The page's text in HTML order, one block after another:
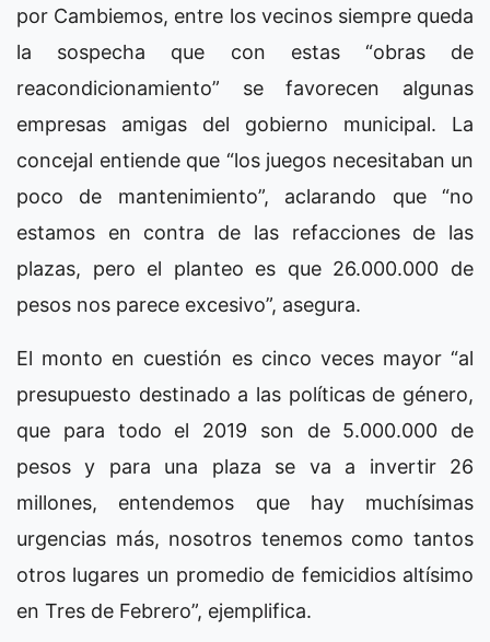
por Cambiemos, entre los vecinos siempre queda
la sospecha que con estas “obras de
reacondicionamiento” se favorecen algunas
empresas amigas del gobierno municipal. La
concejal entiende que “los juegos necesitaban un
poco de mantenimiento”, aclarando que “no
estamos en contra de las refacciones de las
plazas, pero el planteo es que 26.000.000 de
pesos nos parece excesivo”, asegura.
El monto en cuestión es cinco veces mayor “al
presupuesto destinado a las políticas de género,
que para todo el 2019 son de 5.000.000 de
pesos y para una plaza se va a invertir 26
millones, entendemos que hay muchísimas
urgencias más, nosotros tenemos como tantos
otros lugares un promedio de femicidios altísimo
en Tres de Febrero”, ejemplifica.